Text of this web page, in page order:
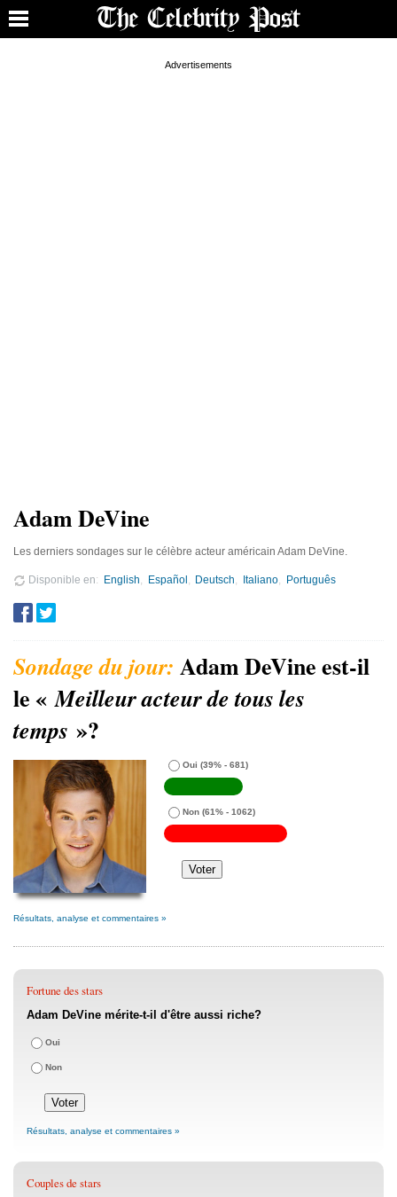
Adam DeVine
Les derniers sondages sur le célèbre acteur américain Adam DeVine.
Disponible en English Español Deutsch Italiano Português
Adam DeVine est-il
le «Meilleur acteur de tous les
temps »?
Oui (39% - 681)
Non (61% - 1062)
Résultats, analyse et commentaires »
Fortune des stars
Adam DeVine mérite-t-il d'être aussi riche?
Oui
Non
Résultats, analyse et commentaires »
Couples de stars